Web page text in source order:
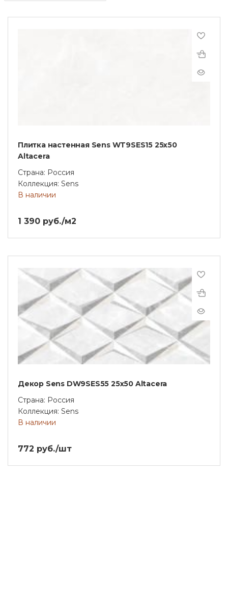
Плитка настенная Sens WT9SES15 25х50
Altacera
Страна: Россия
Коллекция: Sens
В наличии
1 390 руб./м2
Декор Sens DW9SES55 25х50 Altacera
Страна: Россия
Коллекция: Sens
В наличии
772 руб./шт